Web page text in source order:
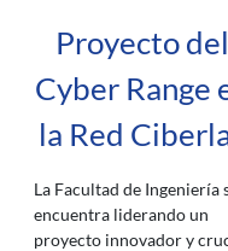
Proyecto del
Cyber Range
la Red
La Facultad de Ingeniería
encuentra liderando un
proyecto innovador y